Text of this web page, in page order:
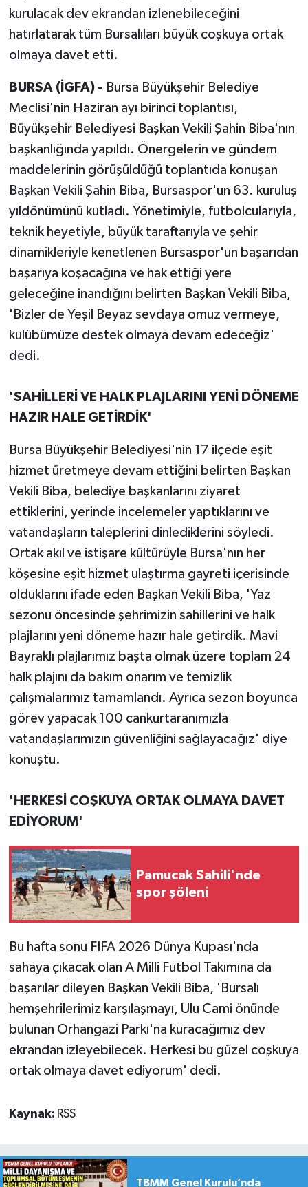
kurulacak dev ekrandan izlenebileceğini
hatırlatarak tüm Bursalıları büyük coşkuya ortak
olmaya davet etti.
BURSA (İGFA) - Bursa Büyükşehir Belediye
Meclisi'nin Haziran ayı birinci toplantısı,
Büyükşehir Belediyesi Başkan Vekili Şahin Biba'nın
başkanlığında yapıldı. Önergelerin ve gündem
maddelerinin görüşüldüğü toplantıda konuşan
Başkan Vekili Şahin Biba, Bursaspor'un 63. kuruluş
yıldönümünü kutladı. Yönetimiyle, futbolcularıyla,
teknik heyetiyle, büyük taraftarıyla ve şehir
dinamikleriyle kenetlenen Bursaspor'un başarıdan
başarıya koşacağına ve hak ettiği yere
geleceğine inandığını belirten Başkan Vekili Biba,
'Bizler de Yeşil Beyaz sevdaya omuz vermeye,
kulübümüze destek olmaya devam edeceğiz'
dedi.
'SAHİLLERİ VE HALK PLAJLARINI YENİ DÖNEME
HAZIR HALE GETİRDİK'
Bursa Büyükşehir Belediyesi'nin 17 ilçede eşit
hizmet üretmeye devam ettiğini belirten Başkan
Vekili Biba, belediye başkanlarını ziyaret
ettiklerini, yerinde incelemeler yaptıklarını ve
vatandaşların taleplerini dinlediklerini söyledi.
Ortak akıl ve istişare kültürüyle Bursa'nın her
köşesine eşit hizmet ulaştırma gayreti içerisinde
olduklarını ifade eden Başkan Vekili Biba, 'Yaz
sezonu öncesinde şehrimizin sahillerini ve halk
plajlarını yeni döneme hazır hale getirdik. Mavi
Bayraklı plajlarımız başta olmak üzere toplam 24
halk plajını da bakım onarım ve temizlik
çalışmalarımız tamamlandı. Ayrıca sezon boyunca
görev yapacak 100 cankurtaranımızla
vatandaşlarımızın güvenliğini sağlayacağız' diye
konuştu.
'HERKESİ COŞKUYA ORTAK OLMAYA DAVET
EDİYORUM'
Pamucak Sahili'nde
spor şöleni
Bu hafta sonu FIFA 2026 Dünya Kupası'nda
sahaya çıkacak olan A Milli Futbol Takımına da
başarılar dileyen Başkan Vekili Biba, 'Bursalı
hemşehrilerimiz karşılaşmayı, Ulu Cami önünde
bulunan Orhangazi Parkı'na kuracağımız dev
ekrandan izleyebilecek. Herkesi bu güzel coşkuya
ortak olmaya davet ediyorum' dedi.
Kaynak: RSS
TBMM Genel Kurulu’nda